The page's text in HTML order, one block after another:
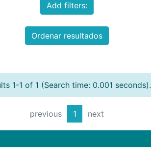
Add filters:
Ordenar resultados
1-1 of 1 (Search time: 0.001 seconds).
previous 1 next